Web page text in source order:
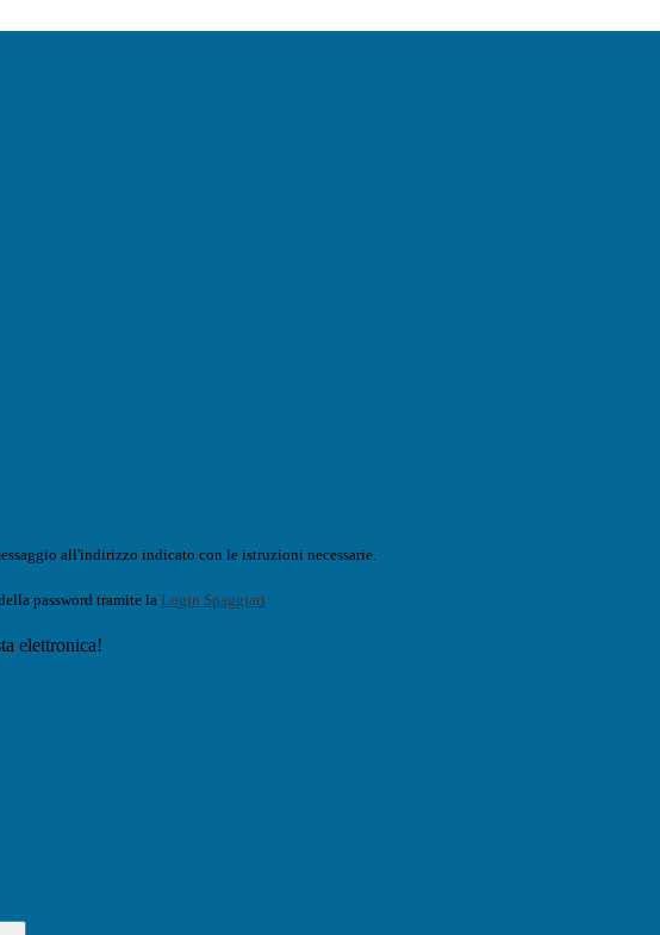
all'indirizzo indicato con le istruzioni necessarie.
password tramite la Login Spaggiari
elettronica!